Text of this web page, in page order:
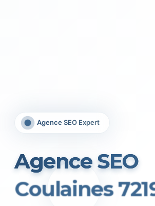
Agence SEO Expert
Agence SEO
Coulaines